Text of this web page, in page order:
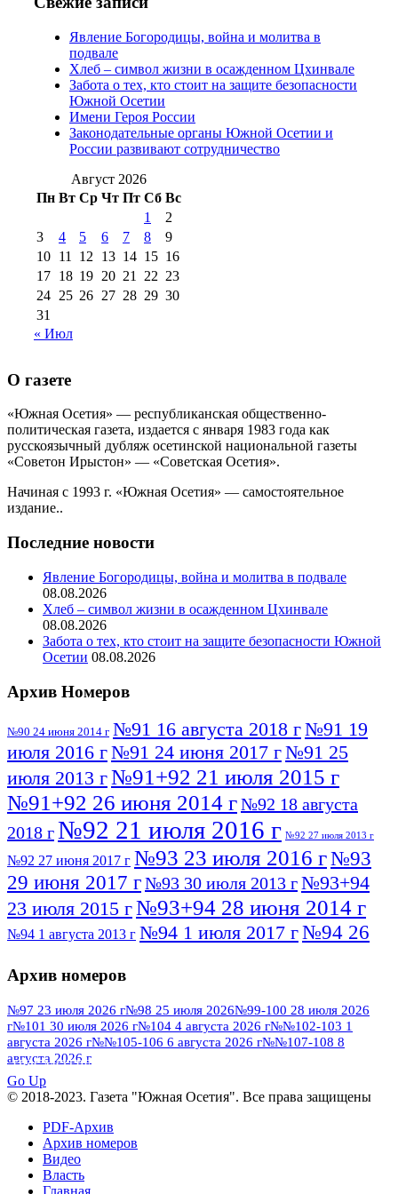
2012 г
(15)
№97 30 июля 2015 г
(15)№98 1 августа 2015 г
августа 2016 г(10)№98 5 июля 2014 г(10)
№98 8 августа 2013 г
августа 2012 г(14) №98+99 11 июля
2017 г(9)
№99 4 августа
2016 г(12) №99 8 июля 2014 г
августа 2012 г(11)
августа 2013 г
(12)
Явление Богородицы, война и молитва в
подвале
Хлеб – символ жизни в осажденном Цхинвале
Забота о тех, кто стоит на защите безопасности
Южной Осетии
Имени Героя России
Законодательные органы Южной Осетии и
России развивают сотрудничество
Август 2026
Пн Вт Ср Чт Пт Сб Вс
1
2
3
4 5 6 7 8
9
10 11 12 13 14 15 16
17 18 19 20 21 22 23
24 25 26 27 28 29 30
31
« Июл
О газете
«Южная Осетия» — республиканская общественно-
политическая газета, издается с января 1983 года как
русскоязычный дубляж осетинской национальной газеты
«Советон Ирыстон» — «Советская Осетия».
Начиная с 1993 г. «Южная Осетия» — самостоятельное
издание..
Последние новости
Явление Богородицы, война и молитва в подвале
08.08.2026
Хлеб – символ жизни в осажденном Цхинвале
08.08.2026
Забота о тех, кто стоит на защите безопасности Южной
Осетии 08.08.2026
Архив Номеров
№90 24 июня 2014 г №91 16 августа 2018 г№91 19
июля 2016 г№91 24 июня 2017 г№91 25
июля 2013 г№91+92 21 июля 2015 г
№91+92 26 июня 2014 г№92 18 августа
2018 г№92 21 июля 2016 г №92 27 июля 2013 г
№92 27 июня 2017 г №93 23 июля 2016 г№93
29 июня 2017 г№93 30 июля 2013 г№93+94
23 июля 2015 г№93+94 28 июня 2014 г
№94 1 августа 2013 г №94 1 июля 2017 г№94 26
№95 7 августа 2012 г
№95 28 июля 2016 г №95+96 3 августа
2013 г№96 6 июля 2017 г№96 9 августа
2012 г №96 28 июля 2015 г
№96+97 30 июля 2016 г
№97 11 августа 2012 г
№97 30 июля 2015 г
№98 2 августа 2016 г
августа 2013 г
Архив номеров
№97 23 июля 2026 г№98 25 июля 2026№99-100 28 июля 2026
г№101 30 июля 2026 г№104 4 августа 2026 г№№102-103 1
августа 2026 г№№105-106 6 августа 2026 г№№107-108 8
августа 2026 г
ПОСМОТРЕТЬ ВСЕ
Go Up
© 2018-2023. Газета "Южная Осетия". Все права защищены
PDF-Архив
Архив номеров
Видео
Власть
Главная